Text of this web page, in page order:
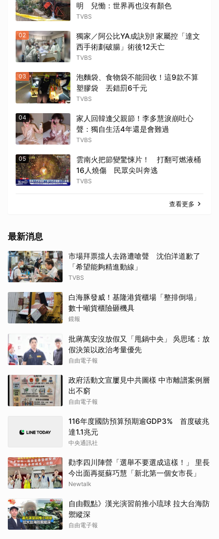
明 兒慟：世界再也沒有顏色
TVBS
02
獨家／阿公比YA成訣別! 家屬控「達文
西手術劃破腸」術後12天亡
TVBS
03
泡麵袋、食物袋不能回收！這9款不算
塑膠袋 丟錯罰6千元
TVBS
04
家人回韓逢父親節！李多慧淚崩吐心
聲：獨自生活4年還是會難過
TVBS
05
雲南火把節變驚悚片！ 打翻可燃液桶
16人燒傷 民眾尖叫奔逃
TVBS
查看更多
最新消息
市場拜票擋人去路遭嗆聲 沈伯洋道歉了
「希望能夠精進動線」
TVBS
白海豚發威！基隆港貨櫃場「整排倒塌」
數十噸貨櫃險砸機具
鏡報
批蔣萬安沒放假又「甩鍋中央」 吳思瑤：放
假決策以政治考量優先
自由電子報
政府活動文宣屢見中共圖樣 中市離譜案例層
出不窮
自由電子報
116年度國防預算預期逾GDP3% 首度破兆
達1.1兆元
中央通訊社
勸李四川陣營「選舉不要選成這樣！」 里長
今出面再挺蘇巧慧「新北第一個女市長」
Newtalk
自由觀點》漢光演習前推小琉球 拉大台海防
禦縱深
自由電子報